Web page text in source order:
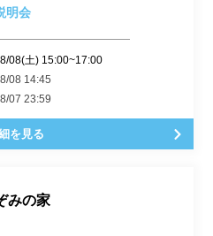
明会
08(土) 15:00~17:00
08 14:45
07 23:59
を見る
みの家